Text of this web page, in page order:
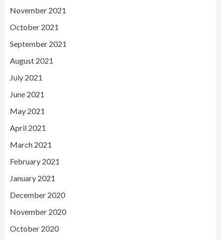
November 2021
October 2021
September 2021
August 2021
July 2021
June 2021
May 2021
April 2021
March 2021
February 2021
January 2021
December 2020
November 2020
October 2020